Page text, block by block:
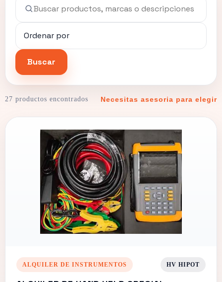
Buscar
27 productos encontrados Necesitas asesoria para elegir
ALQUILER DE INSTRUMENTOS HV HIPOT